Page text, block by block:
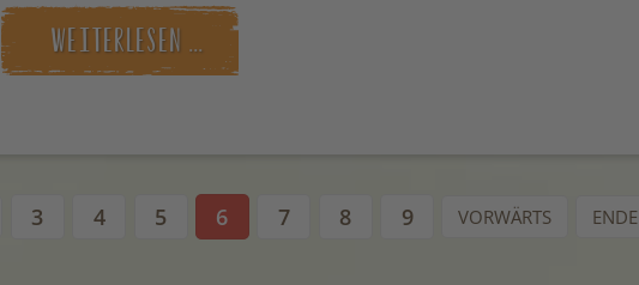
WEITERLESEN …
3 4 5 6 7 8 9 VORWÄRTS ENDE